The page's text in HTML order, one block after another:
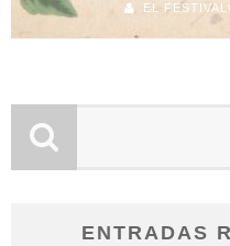
EL
ENTRADAS